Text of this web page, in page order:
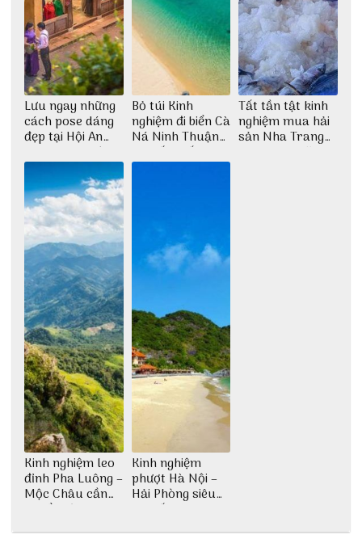
Lưu ngay những
cách pose dáng
đẹp tại Hội An
cho dân nghiện
sống ảo
Bỏ túi Kinh
nghiệm đi biển Cà
Ná Ninh Thuận
chi tiết nhất
Tất tần tật kinh
nghiệm mua hải
sản Nha Trang
không lo chặt
Kinh nghiệm leo
đỉnh Pha Luông –
Mộc Châu cần
chuẩn bị những
Kinh nghiệm
phượt Hà Nội –
Hải Phòng siêu
chi tiết dành cho